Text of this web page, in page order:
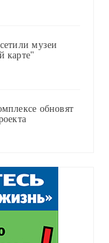
музеи
карте"
обновят